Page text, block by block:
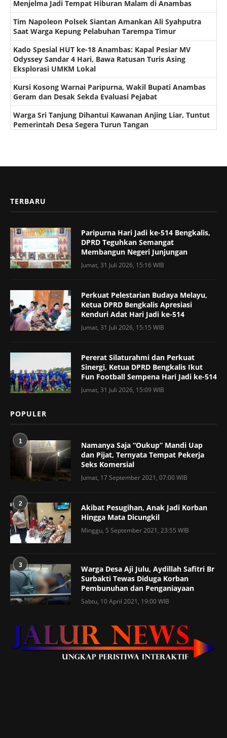
Menjelma Jadi Tempat Hiburan Malam di Anambas
Tim Napoleon Polsek Siantan Amankan Ali Syahputra
Saat Warga Kepung Pelabuhan Tarempa Timur
Kado Spesial HUT ke-18 Anambas: Kapal Pesiar MV
Odyssey Sandar 4 Hari, Bawa Ratusan Turis Asing
Eksplorasi UMKM Lokal
Kursi Kosong Warnai Paripurna, Wakil Bupati Anambas
Geram dan Desak Sekda Evaluasi Pejabat
Warga Sri Tanjung Dihantui Kawanan Anjing Liar, Tuntut
Pemerintah Desa Segera Turun Tangan
TERBARU
Paripurna Hari Jadi ke-514 Bengkalis,
DPRD Teguhkan Semangat
Membangun Negeri Junjungan
Jumat, 31 Juli 2026, 15:16 WIB
Perkuat Pelestarian Budaya Melayu,
Ketua DPRD Bengkalis Apresiasi
Kenduri Adat Hari Jadi ke-514
Jumat, 31 Juli 2026, 15:15 WIB
Pererat Silaturahmi dan Perkuat
Sinergi, Ketua DPRD Bengkalis Ikut
Fun Football Sempena Hari Jadi ke-514
Jumat, 31 Juli 2026, 15:09 WIB
POPULER
1
Namanya Saja “Oukup” Mandi Uap
dan Pijat, Ternyata Tempat Pekerja
Seks Komersial
Jumat, 17 September 2021, 07:00 WIB
2
Akibat Pesugihan, Anak Jadi Korban
Hingga Mata Dicungkil
Minggu, 5 September 2021, 23:55 WIB
3
Warga Desa Aji Julu, Aydillah Safitri Br
Surbakti Tewas Diduga Korban
Pembunuhan dan Penganiayaan
Sabtu, 10 April 2021, 19:00 WIB